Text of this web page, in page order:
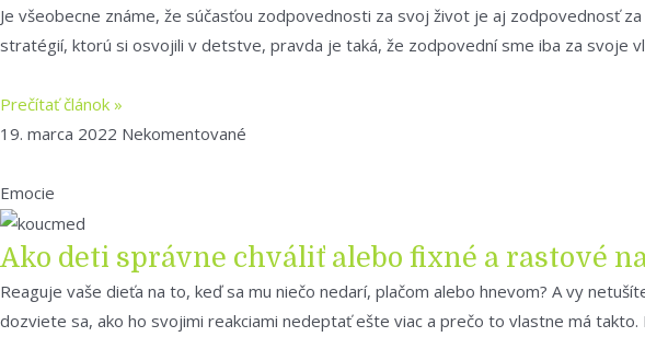
Je všeobecne známe, že súčasťou zodpovednosti za svoj život je aj zodpovednosť
stratégií, ktorú si osvojili v detstve, pravda je taká, že zodpovední sme iba za svoje
Prečítať článok »
19. marca 2022 Nekomentované
Emocie
Ako deti správne chváliť alebo fixné a rastové
Reaguje vaše dieťa na to, keď sa mu niečo nedarí, plačom alebo hnevom? A vy
dozviete sa, ako ho svojimi reakciami nedeptať ešte viac a prečo to vlastne má takto.